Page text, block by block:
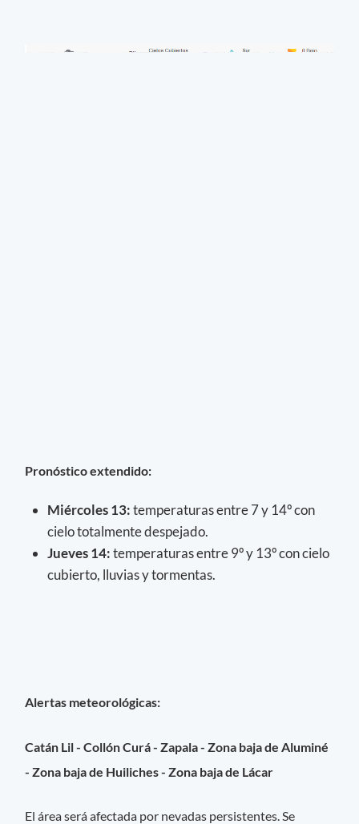
Pronóstico extendido:
Miércoles 13:temperaturas entre 7 y 14º con
cielo totalmente despejado.
Jueves 14:temperaturas entre 9º y 13º con cielo
cubierto, lluvias y tormentas.
Alertas meteorológicas:
Catán Lil - Collón Curá - Zapala - Zona baja de Aluminé
- Zona baja de Huiliches - Zona baja de Lácar
El área será afectada por nevadas persistentes. Se